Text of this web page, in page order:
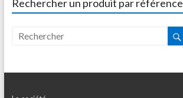
Rechercher un produit par référence